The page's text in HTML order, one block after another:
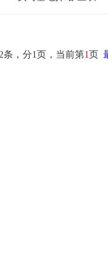
条，分1页，当前第1页